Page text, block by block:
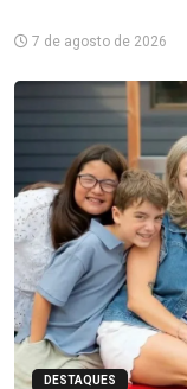
7 de agosto de 2026
DESTAQUES